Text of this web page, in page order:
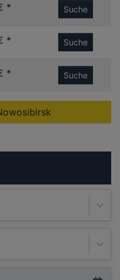
* Suche
* Suche
* Suche